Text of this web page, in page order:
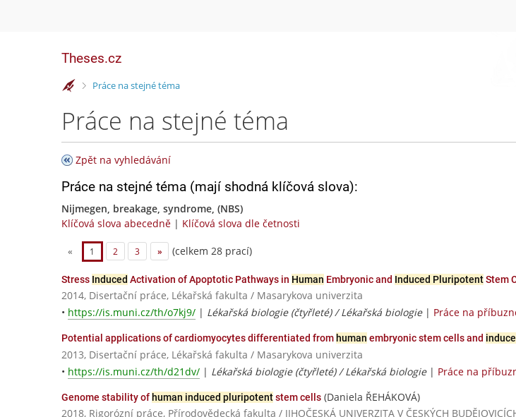
Theses.cz
>Práce na stejné téma
Práce na stejné téma
Zpět na vyhledávání
Práce na stejné téma (mají shodná klíčová slova):
Nijmegen, breakage, syndrome, (NBS)
Klíčová slova abecedně | Klíčová slova dle četnosti
« 1 2 3 » (celkem 28 prací)
Stress Induced Activation of Apoptotic Pathways in Human Embryonic and Induced PluripotentStem
2014, Disertační práce, Lékařská fakulta / Masarykova univerzita
• https://is.muni.cz/th/o7kj9/ | Lékařská biologie (čtyřleté) / Lékařská biologie| Práce na
Potential applications of cardiomyocytes differentiated from human embryonic stem cells and
2013, Disertační práce, Lékařská fakulta / Masarykova univerzita
• https://is.muni.cz/th/d21dv/ | Lékařská biologie (čtyřleté) / Lékařská biologie| Práce na
Genome stability of human induced pluripotentstem cells (Daniela ŘEHÁKOVÁ)
2018, Rigorózní práce, Přírodovědecká fakulta / JIHOČESKÁ UNIVERZITA V ČESKÝCH